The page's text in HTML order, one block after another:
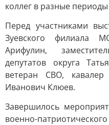
коллег в разные
Перед участниками
Зуевского филиала
Арифулин,
депутатов округа
ветеран СВО,
Иванович Клюев.
Завершилось
военно-